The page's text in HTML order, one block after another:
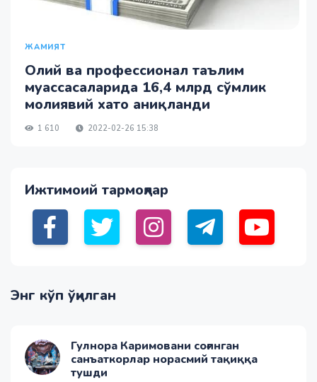
ЖАМИЯТ
Олий ва профессионал таълим
муассасаларида 16,4 млрд сўмлик
молиявий хато аниқланди
1 610 2022-02-26 15:38
Ижтимоий тармоқлар
Энг кўп ўқилган
Гулнора Каримовани соғинган
санъаткорлар норасмий тақиққа
тушди